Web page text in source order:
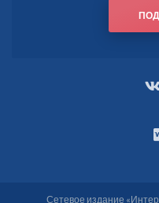
Сетевое издание